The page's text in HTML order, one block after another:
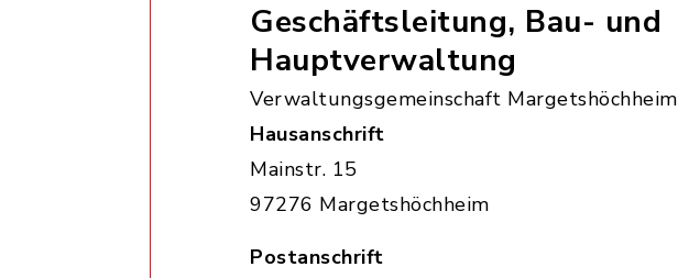
Geschäftsleitung, Bau- und
Hauptverwaltung
Verwaltungsgemeinschaft Margetshöchheim
Hausanschrift
Mainstr. 15
97276 Margetshöchheim
Postanschrift